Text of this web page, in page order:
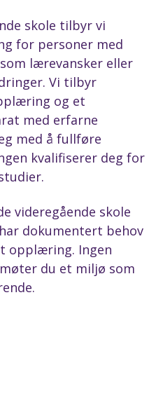
skole tilbyr vi
for personer med
lærevansker eller
Vi tilbyr
og et
med erfarne
med å fullføre
kvalifiserer deg for
videregående skole
dokumentert behov
Ingen
du et miljø som